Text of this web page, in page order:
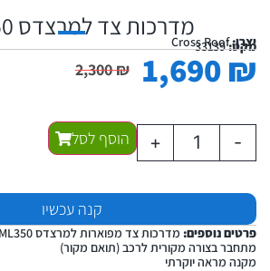
מדרכות צד למרצדס ML350
יצרן:Cross Roofמקט:33139
2,300₪ 1,690₪
-
+ הוסף לסל
קנה עכשיו
פרטים נוספים: מדרכות צד מפוארות למרצדס ML350
מתחבר בצורה מקורית לרכב (תואם מקור)
מקנה מראה יוקרתי